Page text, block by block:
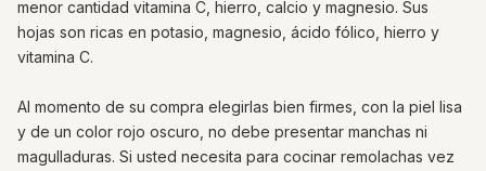
menor cantidad vitamina C, hierro, calcio y magnesio. Sus
hojas son ricas en potasio, magnesio, ácido fólico, hierro y
vitamina C.
Al momento de su compra elegirlas bien firmes, con la piel lisa
y de un color rojo oscuro, no debe presentar manchas ni
magulladuras. Si usted necesita para cocinar remolachas vez